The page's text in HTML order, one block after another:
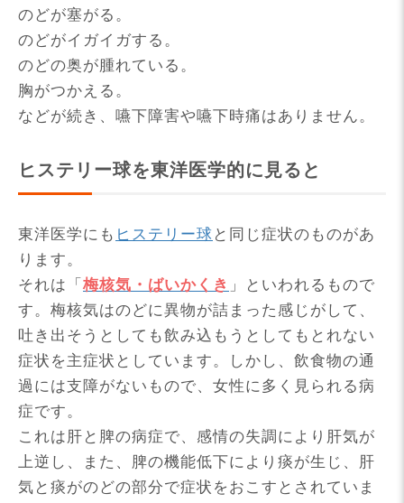
のどが塞がる。
のどがイガイガする。
のどの奥が腫れている。
胸がつかえる。
などが続き、嚥下障害や嚥下時痛はありません。
ヒステリー球を東洋医学的に見ると
東洋医学にも ヒステリー球 と同じ症状のものがあ
ります。
それは「 梅核気・ばいかくき 」といわれるもので
す。梅核気はのどに異物が詰まった感じがして、
吐き出そうとしても飲み込もうとしてもとれない
症状を主症状としています。しかし、飲食物の通
過には支障がないもので、女性に多く見られる病
症です。
これは肝と脾の病症で、感情の失調により肝気が
上逆し、また、脾の機能低下により痰が生じ、肝
気と痰がのどの部分で症状をおこすとされていま